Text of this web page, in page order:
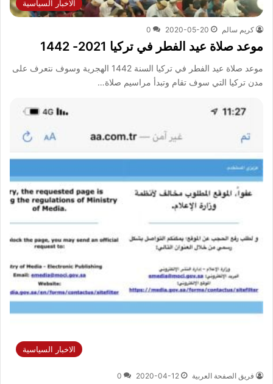
الاخبار السياسية
كريم سالم 2020-05-20
0
موعد صلاة عيد الفطر في تركيا 2021- 1442
موعد صلاة عيد الفطر في تركيا السنة 1442 الهجرية وسوف نتعرف على
مدن تركيا التي سوف تقام وتبدأ مراسيم صلاة…
الاخبار السياسية
فريق الصفحة العربية 2020-04-12
0